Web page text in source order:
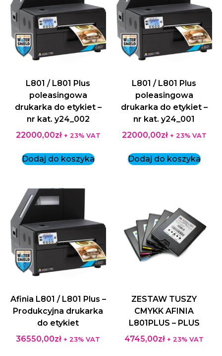
L801 / L801 Plus
poleasingowa
drukarka do etykiet –
nr kat. y24_002
22000,00zł + 23% VAT
Dodaj do koszyka
L801 / L801 Plus
poleasingowa
drukarka do etykiet –
nr kat. y24_001
22000,00zł + 23% VAT
Dodaj do koszyka
Afinia L801 / L801 Plus –
Produkcyjna drukarka
do etykiet
36550,00zł + 23% VAT
ZESTAW TUSZY
CMYKK AFINIA
L801PLUS – PLUS
4745,00zł + 23% VAT